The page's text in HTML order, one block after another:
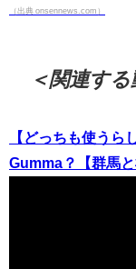
（出典 onsennews.com）
＜関連する
【どっちも使う
Gumma？【群馬